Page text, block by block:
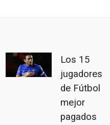
Los 15
jugadores
de Fútbol
mejor
pagados